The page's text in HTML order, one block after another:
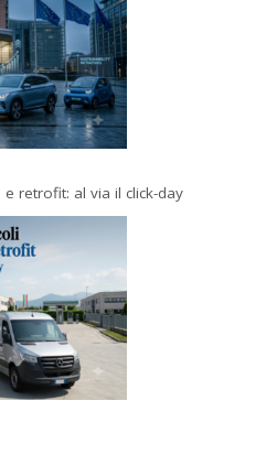
retrofit: al via il click-day